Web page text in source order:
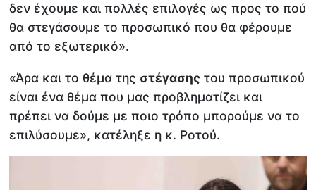
δεν έχουμε και πολλές επιλογές ως προς το πού
θα στεγάσουμε το προσωπικό που θα φέρουμε
από το εξωτερικό».
«Άρα και το θέμα της στέγασης του προσωπικού
είναι ένα θέμα που μας προβληματίζει και
πρέπει να δούμε με ποιο τρόπο μπορούμε να το
επιλύσουμε», κατέληξε η κ. Ροτού.